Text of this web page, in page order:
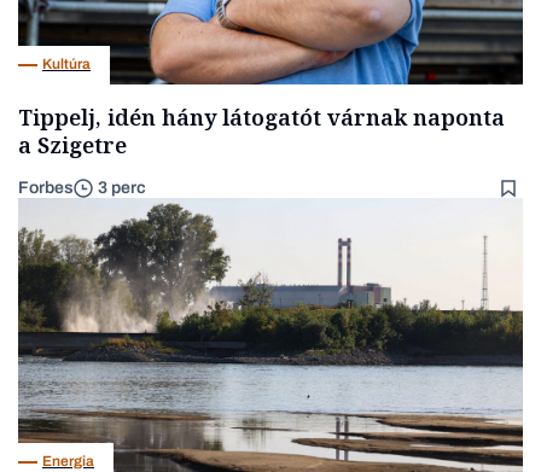
Kultúra
Tippelj, idén hány látogatót várnak naponta
a Szigetre
Forbes 3 perc
Energia